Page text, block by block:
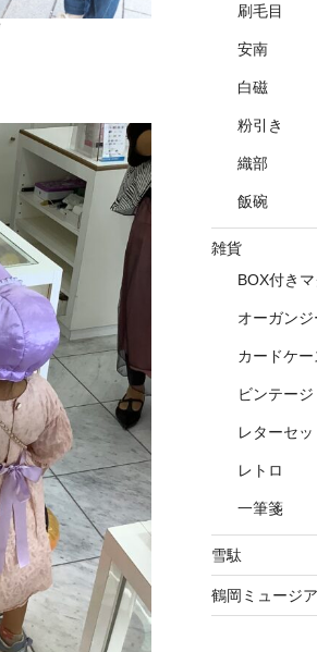
刷毛目
安南
白磁
粉引き
織部
飯碗
雑貨
BOX付き
オーガン
カードケー
ビンテー
レターセッ
レトロ
一筆箋
雪駄
鶴岡ミュージ